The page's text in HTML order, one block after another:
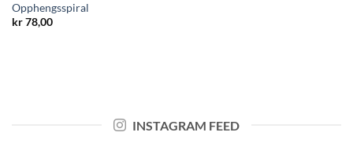
Opphengsspiral
kr78,00
INSTAGRAM FEED